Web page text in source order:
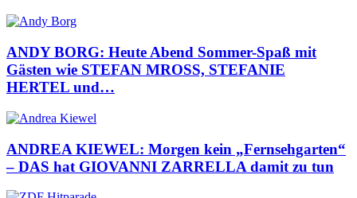
ANDY BORG: Heute Abend Sommer-Spaß mit
Gästen wie STEFAN MROSS, STEFANIE
HERTEL und…
ANDREA KIEWEL: Morgen kein „Fernsehgarten“
– DAS hat GIOVANNI ZARRELLA damit zu tun